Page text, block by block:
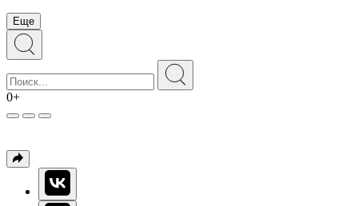
Еще
0+